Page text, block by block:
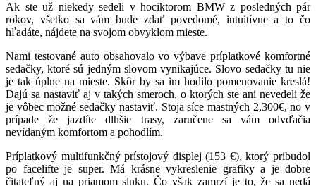
Ak ste už niekedy sedeli v hociktorom BMW z posledných pár
rokov, všetko sa vám bude zdať povedomé, intuitívne a to čo
hľadáte, nájdete na svojom obvyklom mieste.
Nami testované auto obsahovalo vo výbave príplatkové komfortné
sedačky, ktoré sú jedným slovom vynikajúce. Slovo sedačky tu nie
je tak úplne na mieste. Skôr by sa im hodilo pomenovanie kreslá!
Dajú sa nastaviť aj v takých smeroch, o ktorých ste ani nevedeli že
je vôbec možné sedačky nastaviť. Stoja síce mastných 2,300€, no v
prípade že jazdíte dlhšie trasy, zaručene sa vám odvďačia
nevídaným komfortom a pohodlím.
Príplatkový multifunkčný prístojový displej (153 €), ktorý pribudol
po facelifte je super. Má krásne vykreslenie grafiky a je dobre
čitateľný aj na priamom slnku. Čo však zamrzí je to, že sa nedá